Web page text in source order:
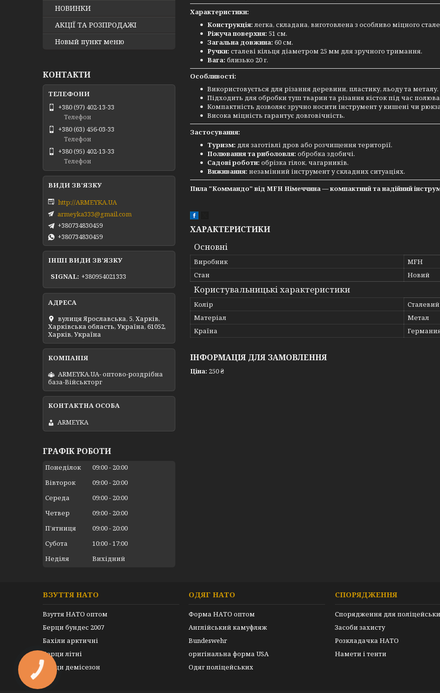
Характеристики:
Конструкція: легка, складана, виготовлена з особливо міцного
Ріжуча поверхня: 51 см.
Загальна довжина: 60 см.
Ручки: сталеві кільця діаметром 25 мм для зручного тримання.
Вага: близько 20 г.
Особливості:
Використовується для різання деревини, пластику, льоду та металу.
Підходить для обробки туш тварин та різання кісток під час
Компактність дозволяє зручно носити інструмент у кишені чи
Висока міцність гарантує довговічність.
Застосування:
Туризм: для заготівлі дров або розчищення території.
Полювання та риболовля: обробка здобичі.
Садові роботи: обрізка гілок, чагарників.
Виживання: незамінний інструмент у складних ситуаціях.
Пила "Коммандо" від MFH Німеччина — компактний та надійний
ХАРАКТЕРИСТИКИ
Основні
Виробник
MFH
Стан
Новий
Користувальницькі характеристики
Колір
Сталевий
Матеріал
Метал
Країна
ІНФОРМАЦІЯ ДЛЯ ЗАМОВЛЕННЯ
Ціна: 250 ₴
НОВИНКИ
АКЦІЇ ТА РОЗПРОДАЖІ
Новый пункт меню
КОНТАКТИ
+380 (97) 402-13-33
Телефон
+380 (63) 456-03-33
Телефон
+380 (95) 402-13-33
Телефон
http://ARMEYKA.UA
armeyka333@gmail.com
+380734830459
+380734830459
ІНШІ ВИДИ ЗВ'ЯЗКУ
SIGNAL +380954021333
вулиця Ярославська, 5, Харків,
Харківська область, Україна, 61052,
Харків, Україна
ARMEYKA.UA- оптово-роздрібна
база-Військторг
ARMEYKA
ГРАФІК РОБОТИ
Понеділок 09:00
20:00
Вівторок
09:00
20:00
Середа
09:00
20:00
Четвер
09:00
20:00
Пʼятниця
09:00
20:00
Субота
10:00 17:00
Неділя
Вихідний
ВЗУТТЯ НАТО
Взуття НАТО оптом
Берци бундес 2007
Бахіли арктичні
Берци літні
Берци демісезон
ОДЯГ НАТО
Форма НАТО оптом
Англійський камуфляж
Bundeswehr
оригінальна форма USA
Одяг поліцейських
СПОРЯДЖЕННЯ
Спорядження для
Засоби захисту
Розкладачка НАТО
Намети і тенти
КНОПКА
ЗВ'ЯЗКУ